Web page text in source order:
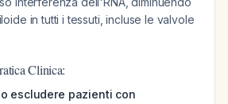
in tutti i tessuti, incluse le valvole
Clinica:
escludere pazienti con